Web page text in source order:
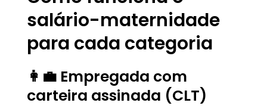
salário-maternidade
para cada categoria
👩‍💼 Empregada com
carteira assinada (CLT)